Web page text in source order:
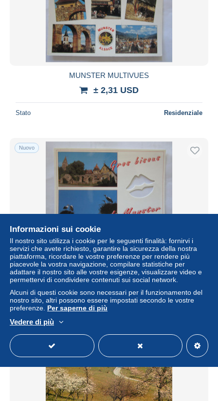
MUNSTER MULTIVUES
± 2,31 USD
Stato Residenziale
Nuovo
MUNSTER GROS BISOUS MULTIVUES
± 2,31 USD
Nuovo
Informazioni sui cookie
Il nostro sito utilizza i cookie per le seguenti finalità: fornirvi i
servizi che avete richiesto, garantire la sicurezza della nostra
piattaforma, ricordare le vostre preferenze per rendere più
piacevole la vostra navigazione, compilare statistiche per
adattare il nostro sito alle vostre esigenze, visualizzare video e
permettervi di condividere contenuti sui social network.
Alcuni di questi cookie sono necessari per il funzionamento del
nostro sito, altri possono essere impostati secondo le vostre
preferenze. Per saperne di più
Vedere di più